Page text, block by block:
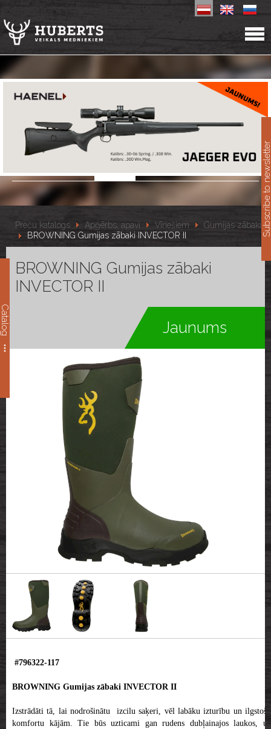
Catalog
Preču katalogs Apģērbs, apavi Vīriešiem
Gumijas zābaki
BROWNING Gumijas zābaki INVECTOR II
BROWNING Gumijas zābaki
INVECTOR II
Jaunums
#796322-117
BROWNING Gumijas zābaki INVECTOR II
Izstrādāti tā, lai nodrošinātu izcilu saķeri, vēl labāku izturību un ilgstošu
komfortu kājām. Tie būs uzticami gan rudens dubļainajos laukos, uz
Subscribe